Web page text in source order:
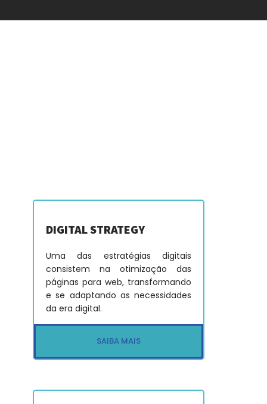
DIGITAL STRATEGY
Uma das estratégias digitais
consistem na otimização das
páginas para web, transformando
e se adaptando as necessidades
da era digital.
SAIBA MAIS